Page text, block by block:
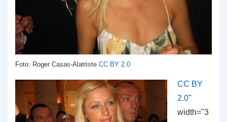
Foto: Roger Casas-Alatriste CC BY 2.0
CC BY
2.0"
width="3